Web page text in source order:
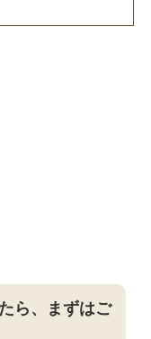
ら、まずはご